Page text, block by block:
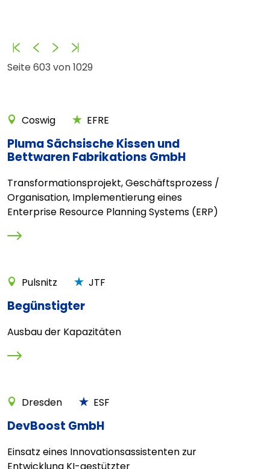
Seite 603 von 1029
AnfangZurückVorwärts
Coswig EFRE
Pluma Sächsische Kissen und
Bettwaren Fabrikations GmbH
Transformationsprojekt, Geschäftsprozess /
Organisation, Implementierung eines
Enterprise Resource Planning Systems (ERP)
Pulsnitz JTF
Begünstigter
Ausbau der Kapazitäten
Dresden ESF
DevBoost GmbH
Einsatz eines Innovationsassistenten zur